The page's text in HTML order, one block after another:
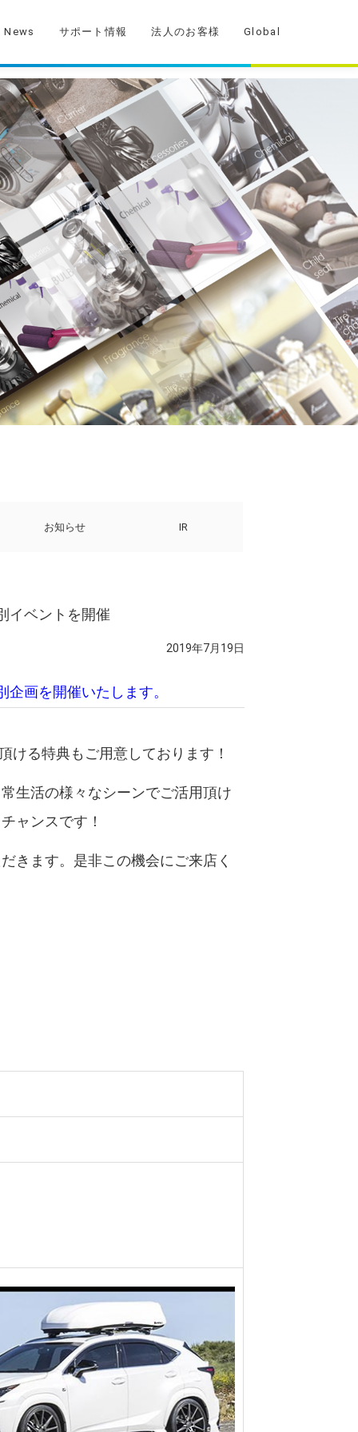
News サポート情報 法人のお客様 Global
お知らせ IR
イベントを開催
2019年7月19日
画を開催いたします。
ける特典もご用意しております！
生活の様々なシーンでご活用頂け
ャンスです！
きます。是非この機会にご来店く